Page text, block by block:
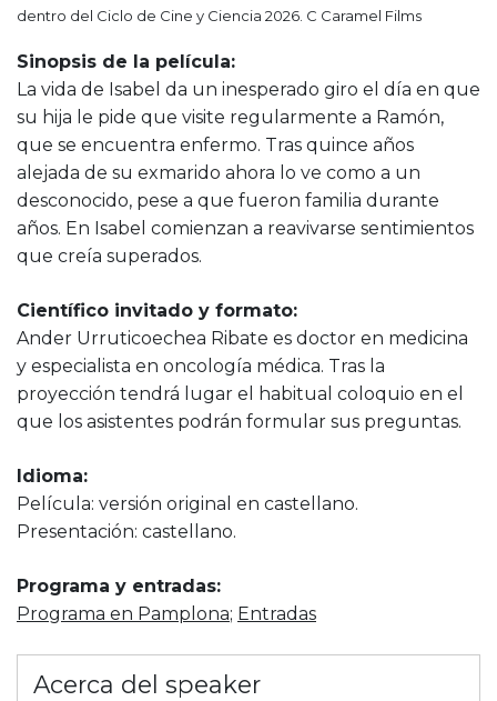
dentro del Ciclo de Cine y Ciencia 2026. C Caramel Films
Sinopsis de la película:
La vida de Isabel da un inesperado giro el día en que
su hija le pide que visite regularmente a Ramón,
que se encuentra enfermo. Tras quince años
alejada de su exmarido ahora lo ve como a un
desconocido, pese a que fueron familia durante
años. En Isabel comienzan a reavivarse sentimientos
que creía superados.
Científico invitado y formato:
Ander Urruticoechea Ribate es doctor en medicina
y especialista en oncología médica. Tras la
proyección tendrá lugar el habitual coloquio en el
que los asistentes podrán formular sus preguntas.
Idioma:
Película: versión original en castellano.
Presentación: castellano.
Programa y entradas:
Programa en Pamplona; Entradas
Acerca del speaker